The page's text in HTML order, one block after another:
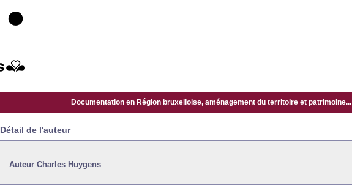
Documentation en Région bruxelloise, aménagement du territoire et patrimoine...
Détail de l'auteur
Auteur Charles Huygens